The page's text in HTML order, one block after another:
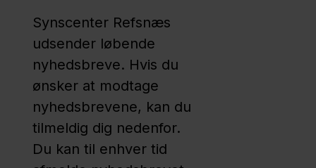
Materialer
Viden
og
udvikling
Synscenter Refsnæs
udsender løbende
nyhedsbreve. Hvis du
ønsker at modtage
nyhedsbrevene, kan du
tilmeldig dig nedenfor.
Du kan til enhver tid